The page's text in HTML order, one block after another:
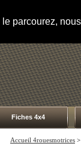
parcourez,
Fiches 4x4
Accueil 4rouesmotrices >